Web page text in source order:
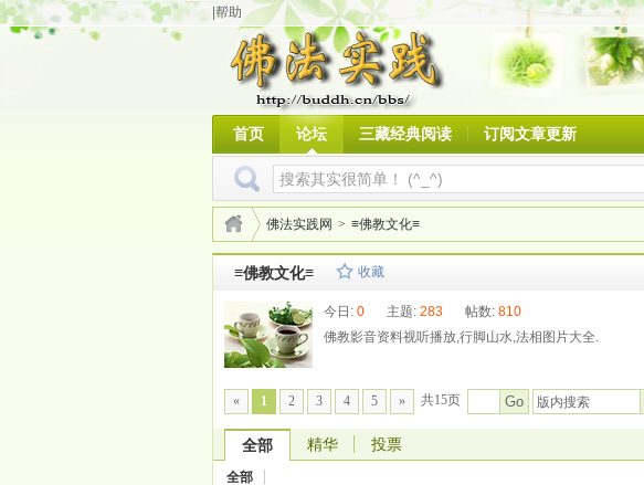
|帮助
首页 论坛 三藏经典阅读 订阅文章更新
佛法实践网 > ≡佛教文化≡
≡佛教文化≡ 收藏
今日: 0 主题: 283 帖数: 810
佛教影音资料视听播放,行脚山水,法相图片大全.
« 1 2 3 4 5 » 共15页 Go
全部 精华 投票
全部